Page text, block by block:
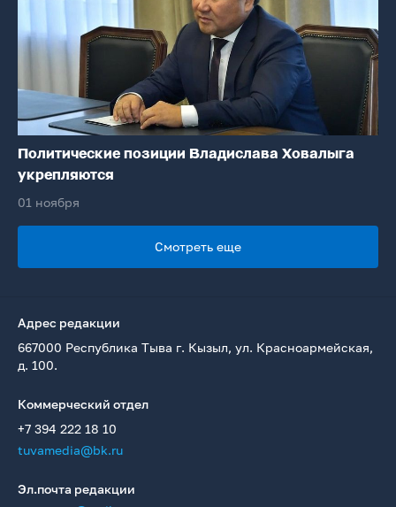
Политические позиции Владислава Ховалыга
укрепляются
01 ноября
Смотреть еще
Адрес редакции
667000 Республика Тыва г. Кызыл, ул. Красноармейская,
д. 100.
Коммерческий отдел
+7 394 222 18 10
tuvamedia@bk.ru
Эл.почта редакции